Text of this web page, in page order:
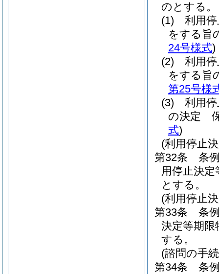
のとする。
(1)
利用
をする旨
24号様式)
(2)
利用
をする旨
第25号様
(3)
利用
の決定
式)
(利用停止
第32条
条
用停止決定
とする。
(利用停止
第33条
条
決定等期限
する。
(諮問の手
第34条
条